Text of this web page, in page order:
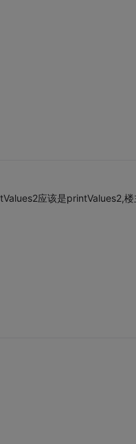
应该是printValues2,楼